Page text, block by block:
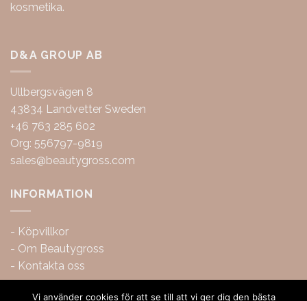
kosmetika.
D&A GROUP AB
Ullbergsvägen 8
43834 Landvetter Sweden
+46 763 285 602
Org: 556797-9819
sales@beautygross.com
INFORMATION
- Köpvillkor
- Om Beautygross
- Kontakta oss
Vi använder cookies för att se till att vi ger dig den bästa